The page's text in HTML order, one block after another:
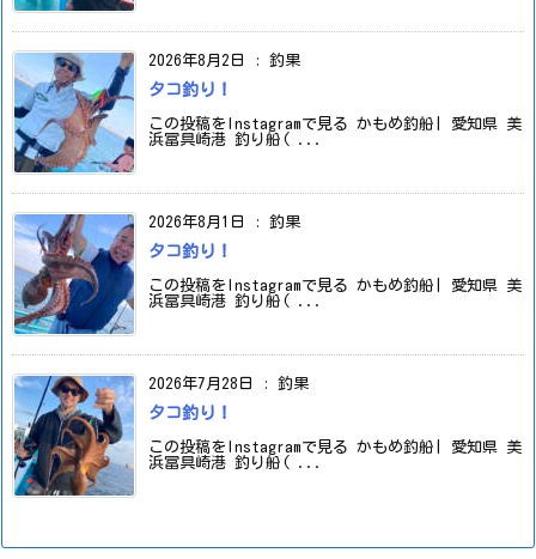
2026年8月2日 : 釣果
タコ釣り！
この投稿をInstagramで見る かもめ釣船| 愛知県 美
浜冨具崎港 釣り船( ...
2026年8月1日 : 釣果
タコ釣り！
この投稿をInstagramで見る かもめ釣船| 愛知県 美
浜冨具崎港 釣り船( ...
2026年7月28日 : 釣果
タコ釣り！
この投稿をInstagramで見る かもめ釣船| 愛知県 美
浜冨具崎港 釣り船( ...